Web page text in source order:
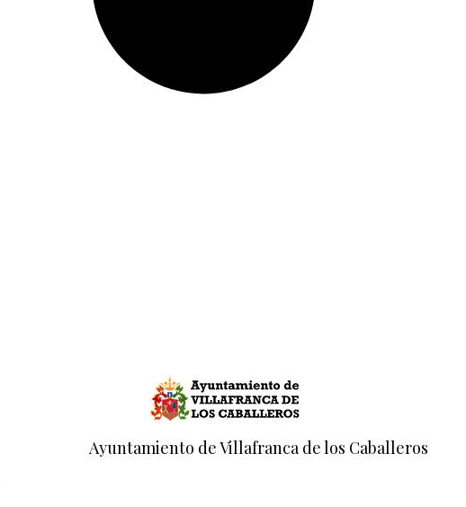
Ayuntamiento de Villafranca de los Caballeros